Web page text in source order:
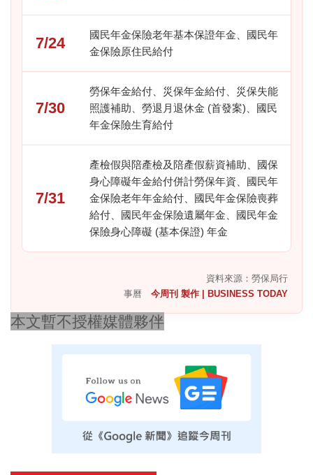
7/24
國民年金保險老年基本保證年金、國民年
金保險原住民給付
7/30
勞保年金給付、災保年金給付、災保失能
照護補助、勞退月退休金 (首發案)、國民
年金保險生育給付
7/31
產檢假與陪產檢及陪產假薪資補助、國保
身心障礙年金給付併計勞保年資、國民年
金保險老年年金給付、國民年金保險喪葬
給付、國民年金保險遺屬年金、國民年金
保險身心障礙 (基本保證) 年金
資料來源：勞保局行
事曆 今周刊 製作 | BUSINESS TODAY
本文暫不授權媒體夥伴